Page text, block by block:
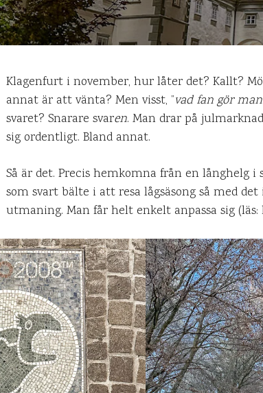
Klagenfurt i november, hur låter det? Kallt?
annat är att vänta? Men visst, ”vad fan gör
svaret? Snarare svaren. Man drar på
sig ordentligt. Bland annat.
Så är det. Precis hemkomna från en långhelg
som svart bälte i att resa lågsäsong så med
utmaning. Man får helt enkelt anpassa sig